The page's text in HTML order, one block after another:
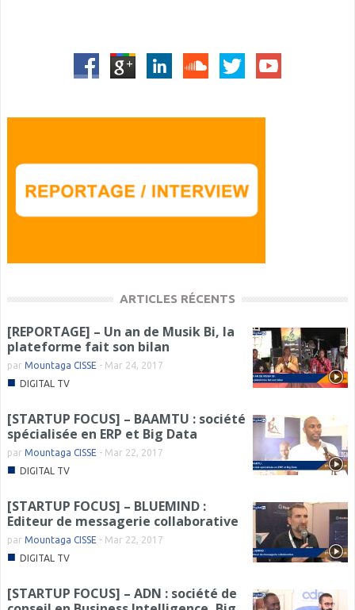
ARTICLES RÉCENTS
[REPORTAGE] – Un an de Musik Bi, la
plateforme fait son bilan
par Mountaga CISSE - Mar 24, 2017
■ DIGITAL TV
[STARTUP FOCUS] – BAAMTU : société
spécialisée en ERP et Big Data
par Mountaga CISSE - Mar 22, 2017
■ DIGITAL TV
[STARTUP FOCUS] – BLUEMIND :
Editeur de messagerie collaborative
par Mountaga CISSE - Mar 22, 2017
■ DIGITAL TV
[STARTUP FOCUS] – ADN : société de